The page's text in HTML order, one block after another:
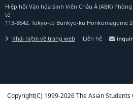
Hiệp hội Văn hóa Sinh Viên Châu Á (ABK)
tế
113-8642, Tokyo-to Bunkyo-ku Honkomagome
Khái niệm về trang web Liên hệ
Copyright(C) 1999-2026 The Asian